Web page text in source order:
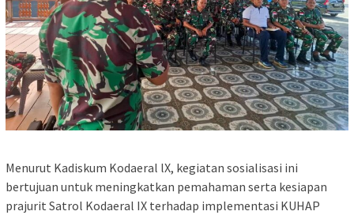
Menurut Kadiskum Kodaeral lX, kegiatan sosialisasi ini
bertujuan untuk meningkatkan pemahaman serta kesiapan
prajurit Satrol Kodaeral IX terhadap implementasi KUHAP